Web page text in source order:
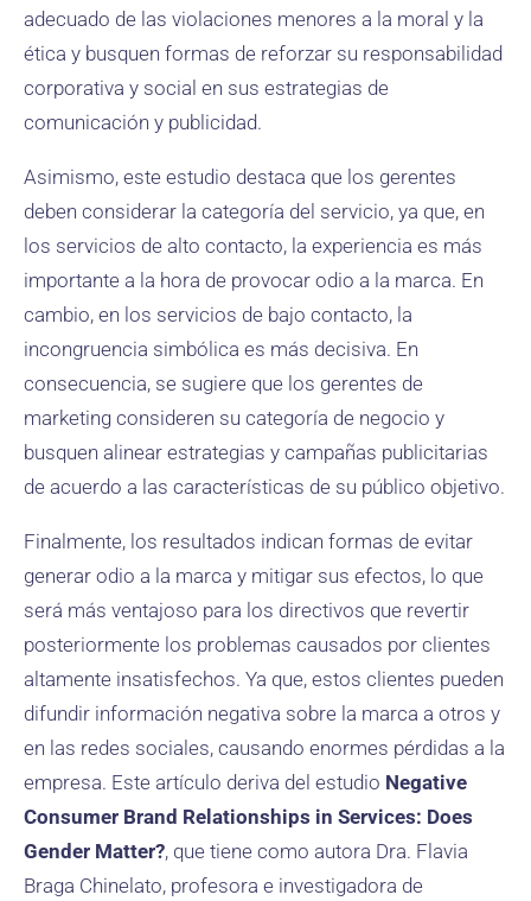
adecuado de las violaciones menores a la moral y la
ética y busquen formas de reforzar su responsabilidad
corporativa y social en sus estrategias de
comunicación y publicidad.
Asimismo, este estudio destaca que los gerentes
deben considerar la categoría del servicio, ya que, en
los servicios de alto contacto, la experiencia es más
importante a la hora de provocar odio a la marca. En
cambio, en los servicios de bajo contacto, la
incongruencia simbólica es más decisiva. En
consecuencia, se sugiere que los gerentes de
marketing consideren su categoría de negocio y
busquen alinear estrategias y campañas publicitarias
de acuerdo a las características de su público objetivo.
Finalmente, los resultados indican formas de evitar
generar odio a la marca y mitigar sus efectos, lo que
será más ventajoso para los directivos que revertir
posteriormente los problemas causados ​​por clientes
altamente insatisfechos. Ya que, estos clientes pueden
difundir información negativa sobre la marca a otros y
en las redes sociales, causando enormes pérdidas a la
empresa. Este artículo deriva del estudio Negative
Consumer Brand Relationships in Services: Does
Gender Matter?, que tiene como autora Dra. Flavia
Braga Chinelato, profesora e investigadora de